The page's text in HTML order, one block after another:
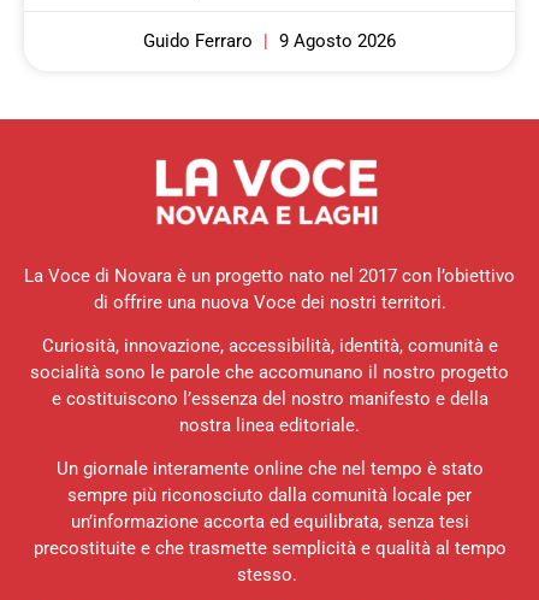
Guido Ferraro 9 Agosto 2026
La Voce di Novara è un progetto nato nel 2017 con l’obiettivo
di offrire una nuova Voce dei nostri territori.
Curiosità, innovazione, accessibilità, identità, comunità e
socialità sono le parole che accomunano il nostro progetto
e costituiscono l’essenza del nostro manifesto e della
nostra linea editoriale.
Un giornale interamente online che nel tempo è stato
sempre più riconosciuto dalla comunità locale per
un’informazione accorta ed equilibrata, senza tesi
precostituite e che trasmette semplicità e qualità al tempo
stesso.